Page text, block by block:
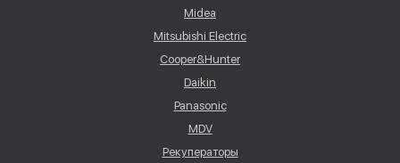
Midea
Mitsubishi Electric
Cooper&Hunter
Daikin
Panasonic
MDV
Рекуператоры